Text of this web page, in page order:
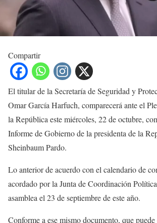
Compartir
El titular de la Secretaría de Seguridad y
Omar García Harfuch, comparecerá ante el
la República este miércoles, 22 de octubre,
Informe de Gobierno de la presidenta de la
Sheinbaum Pardo.
Lo anterior de acuerdo con el calendario de
acordado por la Junta de Coordinación
asamblea el 23 de septiembre de este año.
Conforme a ese mismo documento, que puede